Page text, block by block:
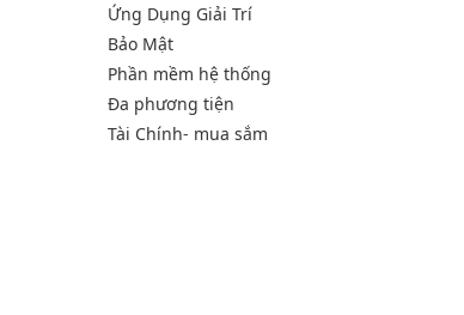
Ứng Dụng Giải Trí
Bảo Mật
Phần mềm hệ thống
Đa phương tiện
Tài Chính- mua sắm